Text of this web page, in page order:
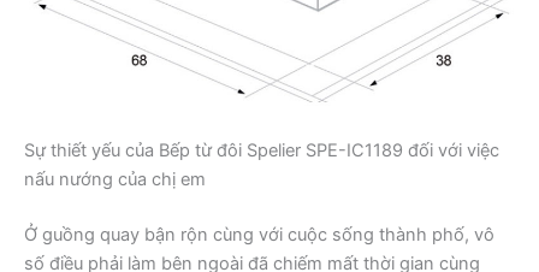
Sự thiết yếu của Bếp từ đôi Spelier SPE-IC1189 đối với việc
nấu nướng của chị em
Ở guồng quay bận rộn cùng với cuộc sống thành phố, vô
số điều phải làm bên ngoài đã chiếm mất thời gian cùng